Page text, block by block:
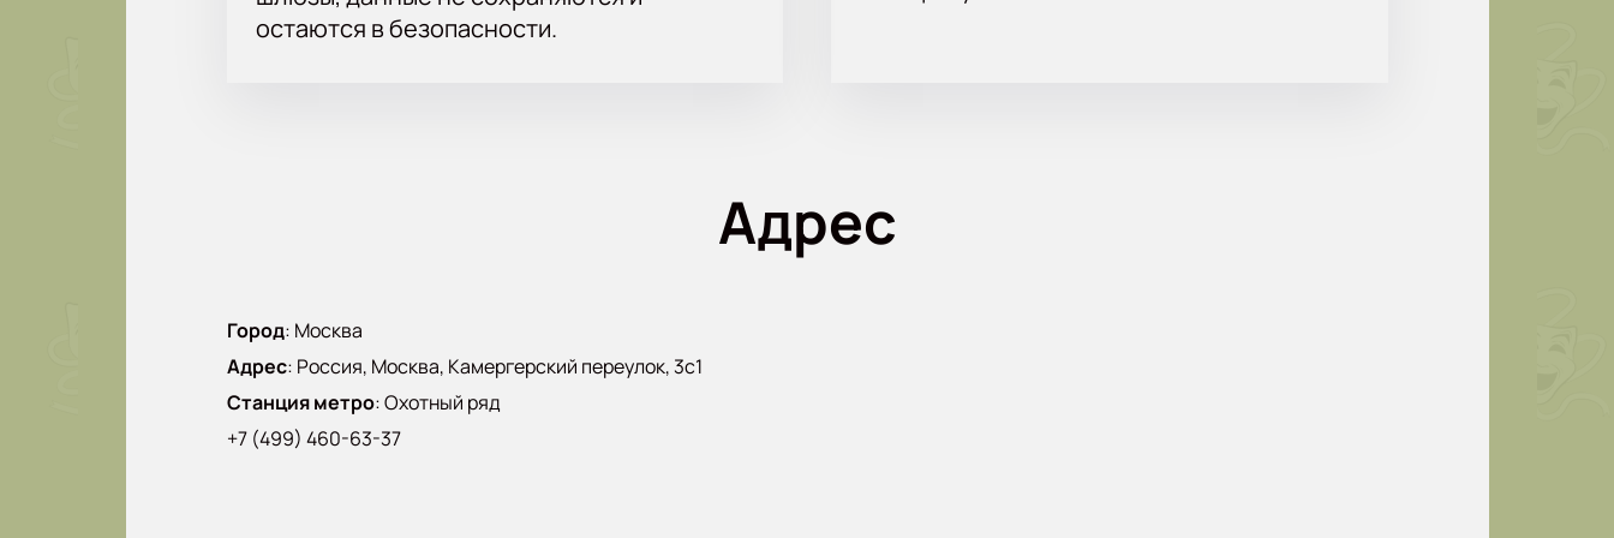
остаются в безопасности.
Адрес
Город: Москва
Адрес: Россия, Москва, Камергерский переулок, 3с1
Станция метро:Охотный ряд
+7 (499) 460-63-37